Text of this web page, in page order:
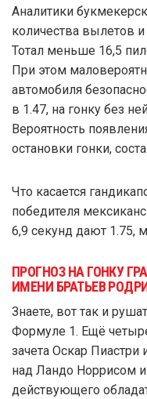
Аналитики
количества вылетов
Тотал меньше 16,5
При этом
автомобиля
в 1.47, на гонку без
Вероятность
остановки гонки,
Что касается
победителя
6,9 секунд дают 1.75,
ПРОГНОЗ НА ГОНКУ
ИМЕНИ БРАТЬЕВ
Знаете, вот так и
Формуле 1. Ещё
зачета Оскар
над Ландо Норрисом
действующего